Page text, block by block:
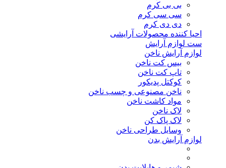
بی بی کرم
سی سی کرم
دی دی کرم
احیا کننده محصولات آرایشی
ست لوازم آرایش
لوازم آرایش ناخن
بیس کت ناخن
تاپ کت ناخن
کوکتل پدیکور
ناخن مصنوعی و چسب ناخن
مواد کاشت ناخن
لاک ناخن
لاک پاک کن
وسایل طراحی ناخن
لوازم آرایش بدن